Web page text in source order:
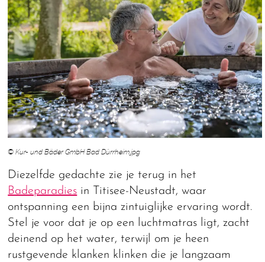
© Kur- und Bäder GmbH Bad Dürrheim.jpg
Diezelfde gedachte zie je terug in het
Badeparadies in Titisee-Neustadt, waar
ontspanning een bijna zintuiglijke ervaring wordt.
Stel je voor dat je op een luchtmatras ligt, zacht
deinend op het water, terwijl om je heen
rustgevende klanken klinken die je langzaam